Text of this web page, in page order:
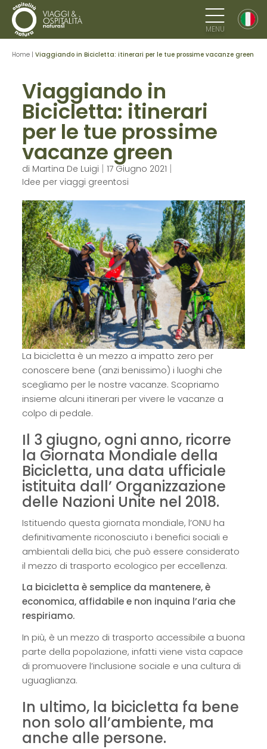
MENU
Home | Viaggiando in Bicicletta: itinerari per le tue prossime vacanze green
Viaggiando in
Bicicletta: itinerari
per le tue prossime
vacanze green
di Martina De Luigi | 17 Giugno 2021 |
Idee per viaggi greentosi
La bicicletta è un mezzo a impatto zero per
conoscere bene (anzi benissimo) i luoghi che
scegliamo per le nostre vacanze. Scopriamo
insieme alcuni itinerari per vivere le vacanze a
colpo di pedale.
Il 3 giugno, ogni anno, ricorre
la Giornata Mondiale della
Bicicletta, una data ufficiale
istituita dall’ Organizzazione
delle Nazioni Unite nel 2018.
Istituendo questa giornata mondiale, l’ONU ha
definitivamente riconosciuto i benefici sociali e
ambientali della bici, che può essere considerato
il mezzo di trasporto ecologico per eccellenza.
La bicicletta è semplice da mantenere, è
economica, affidabile e non inquina l’aria che
respiriamo.
In più, è un mezzo di trasporto accessibile a buona
parte della popolazione, infatti viene vista capace
di promuovere l’inclusione sociale e una cultura di
uguaglianza.
In ultimo, la bicicletta fa bene
non solo all’ambiente, ma
anche alle persone.